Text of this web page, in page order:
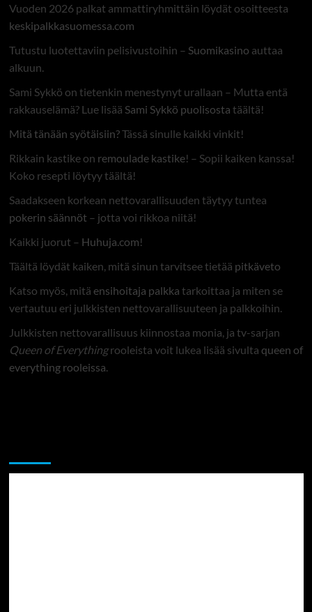
Vuoden 2026 palkat ammattiryhmittäin löydät osoitteesta
keskipalkkasuomessa.com
Tutustu luotettaviin pelisivustoihin – Suomikasino auttaa
alkuun.
Sami Sykkö on tietenkin menestynyt urallaan – Mutta entä
rakkauselämä? Lue lisää Sami Sykkö puolisosta täältä!
Mitä tänään syötäisiin?Tässä sinulle kaikki vinkit!
Rikkain kastike on remoulade kastike! – Sopii kaiken kanssa!
Koko resepti löytyy täältä!
Saadakseen korkean nettovarallisuuden täytyy tuntea
pokerin säännöt– jotta voi rikkoa niitä!
Kaikki juorut – Huhuja.com!
Täältä löydät kaiken, mitä sinun tarvitsee tietää pitkäveto
Katso myös, mitä ensihoitaja palkka tarkoittaa ja miten se
vertautuu eri julkkisten nettovarallisuuteen ja palkkoihin.
Julkkisten nettovarallisuus kiinnostaa monia, ja tv-sarjan
Queen of Everythingrooleista voit lukea lisää sivulta queen of
everything rooleissa.